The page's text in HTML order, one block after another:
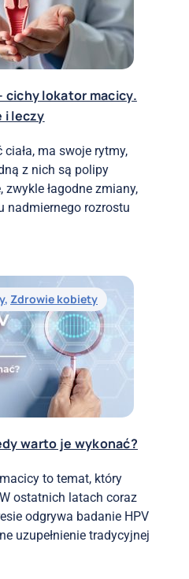
cichy lokator macicy.
i leczy
ma swoje rytmy,
z nich są polipy
łagodne zmiany,
nadmiernego rozrostu
, Zdrowie kobiety
warto je wykonać?
to temat, który
ostatnich latach coraz
odgrywa badanie HPV
uzupełnienie tradycyjnej